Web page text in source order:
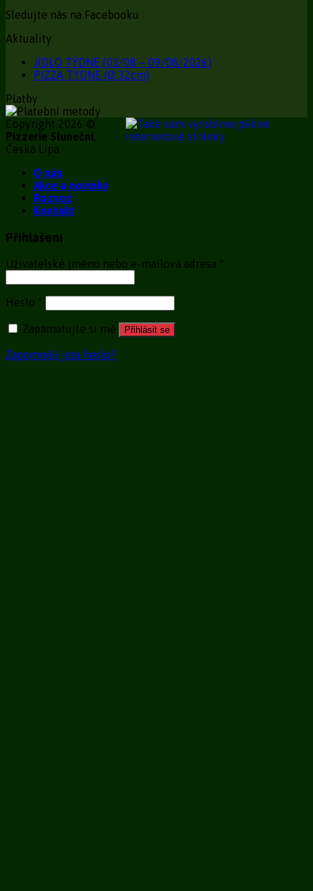
Sledujte nás na Facebooku
Aktuality
JÍDLO TÝDNE (03/08 – 09/08/2026)
PIZZA TÝDNE (Ø 32cm)
Platby
Copyright 2026 ©
Pizzerie Sluneční,
Česká Lípa
O nás
Akce a novinky
Rozvoz
Kontakt
Přihlášení
Uživatelské jméno nebo e-mailová adresa *
Heslo *
Zapamatujte si mě Přihlásit se
Zapomněli jste heslo?